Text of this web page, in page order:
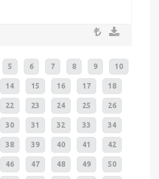
5 6 7 8 9 10
14 15 16 17 18
22 23 24 25 26
30 31 32 33 34
38 39 40 41 42
46 47 48 49 50